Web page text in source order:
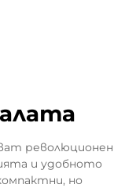
революционен
и удобното
но